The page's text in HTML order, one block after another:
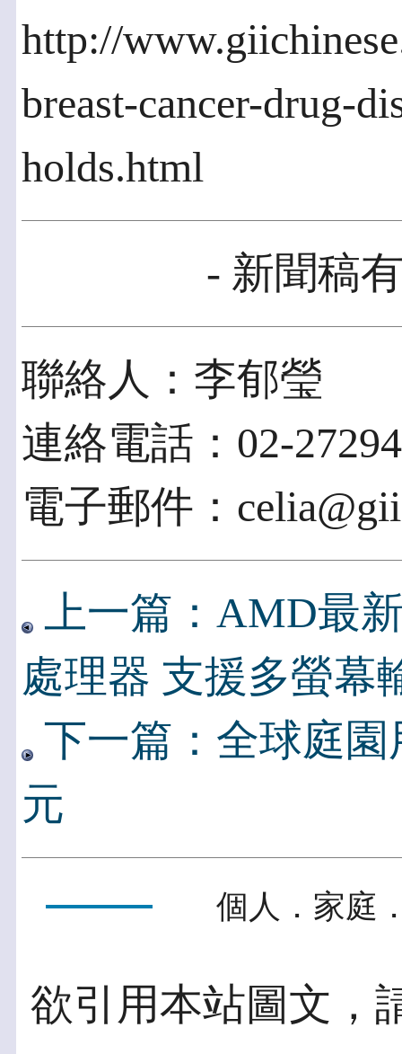
http://
breast-cancer-drug-
holds.html
- 新聞稿
聯絡人：李郁瑩
連絡電話：02-
電子郵件：
上一篇：AMD最
處理器 支援多螢幕
下一篇：全球庭
元
個人．家庭
欲引用本站圖文，